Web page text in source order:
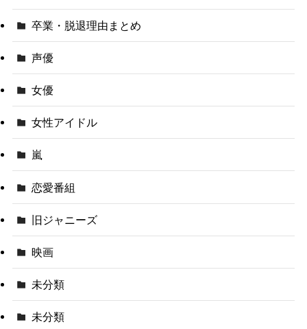
卒業・脱退理由まとめ
声優
女優
女性アイドル
嵐
恋愛番組
旧ジャニーズ
映画
未分類
未分類